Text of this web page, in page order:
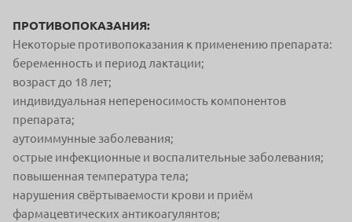
ПРОТИВОПОКАЗАНИЯ:
Некоторые противопоказания к применению препарата:
беременность и период лактации;
возраст до 18 лет;
индивидуальная непереносимость компонентов
препарата;
аутоиммунные заболевания;
острые инфекционные и воспалительные заболевания;
повышенная температура тела;
нарушения свёртываемости крови и приём
фармацевтических антикоагулянтов;